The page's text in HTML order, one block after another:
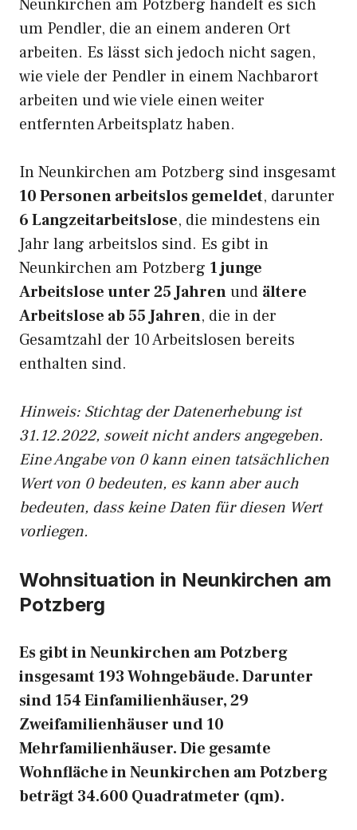
Neunkirchen am Potzberg handelt es sich
um Pendler, die an einem anderen Ort
arbeiten. Es lässt sich jedoch nicht sagen,
wie viele der Pendler in einem Nachbarort
arbeiten und wie viele einen weiter
entfernten Arbeitsplatz haben.
In Neunkirchen am Potzberg sind insgesamt
10 Personen arbeitslos gemeldet, darunter
6 Langzeitarbeitslose, die mindestens ein
Jahr lang arbeitslos sind. Es gibt in
Neunkirchen am Potzberg 1 junge
Arbeitslose unter 25 Jahrenund ältere
Arbeitslose ab 55 Jahren, die in der
Gesamtzahl der 10 Arbeitslosen bereits
enthalten sind.
Hinweis: Stichtag der Datenerhebung ist
31.12.2022, soweit nicht anders angegeben.
Eine Angabe von 0 kann einen tatsächlichen
Wert von 0 bedeuten, es kann aber auch
bedeuten, dass keine Daten für diesen Wert
vorliegen.
Wohnsituation in Neunkirchen am
Potzberg
Es gibt in Neunkirchen am Potzberg
insgesamt 193 Wohngebäude. Darunter
sind 154 Einfamilienhäuser, 29
Zweifamilienhäuser und 10
Mehrfamilienhäuser. Die gesamte
Wohnfläche in Neunkirchen am Potzberg
beträgt 34.600 Quadratmeter (qm).